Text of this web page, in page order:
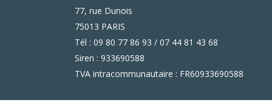
77, rue Dunois
75013 PARIS
Tél : 09 80 77 86 93 / 07 44 81 43 68
Siren : 933690588
TVA intracommunautaire : FR60933690588